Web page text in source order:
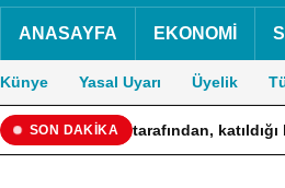
ANASAYFA EKONOMİ
Künye Yasal Uyarı Üyelik
SON DAKİKA
tarafından, katıldığı bir